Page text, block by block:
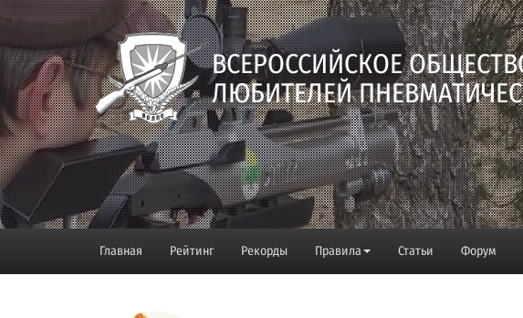
ВСЕРОССИЙСКОЕ
ЛЮБИТЕЛЕЙ
Главная Рейтинг Рекорды Правила Статьи Форум